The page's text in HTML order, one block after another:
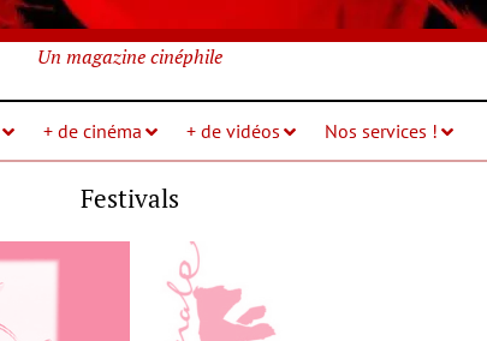
Un magazine cinéphile
+ de cinéma + de vidéos Nos services !
Festivals